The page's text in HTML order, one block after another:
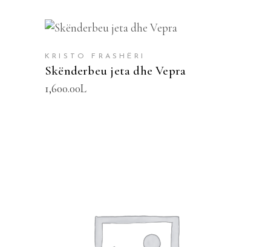
SHTOJE NË SHPORTË
KRISTO FRASHËRI
Skënderbeu jeta dhe Vepra
1,600.00L